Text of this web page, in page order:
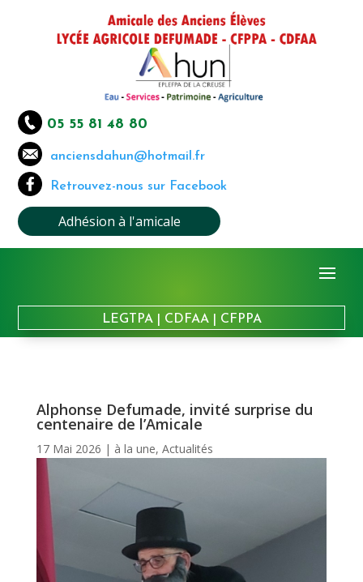
05 55 81 48 80
anciensdahun@hotmail.fr
Retrouvez-nous sur Facebook
Adhésion à l'amicale
LEGTPA| CDFAA| CFPPA
Alphonse Defumade, invité surprise du
centenaire de l’Amicale
17 Mai 2026 | à la une, Actualités